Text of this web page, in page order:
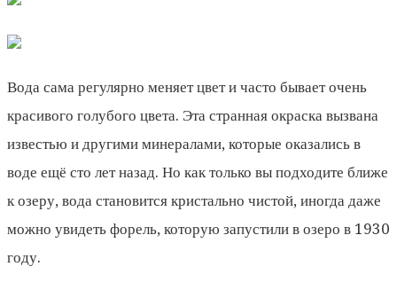
Вода сама регулярно меняет цвет и часто бывает очень
красивого голубого цвета. Эта странная окраска вызвана
известью и другими минералами, которые оказались в
воде ещё сто лет назад. Но как только вы подходите ближе
к озеру, вода становится кристально чистой, иногда даже
можно увидеть форель, которую запустили в озеро в 1930
году.